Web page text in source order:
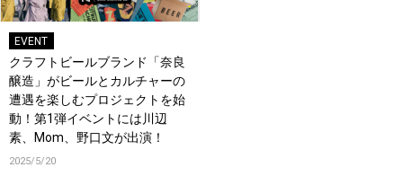
EVENT
クラフトビールブランド「奈良
醸造」がビールとカルチャーの
遭遇を楽しむプロジェクトを始
動！第1弾イベントには川辺
素、Mom、野口文が出演！
2025/5/20